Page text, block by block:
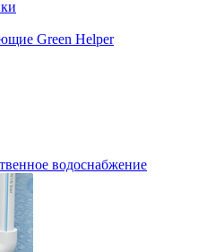
Green Helper
водоснабжение